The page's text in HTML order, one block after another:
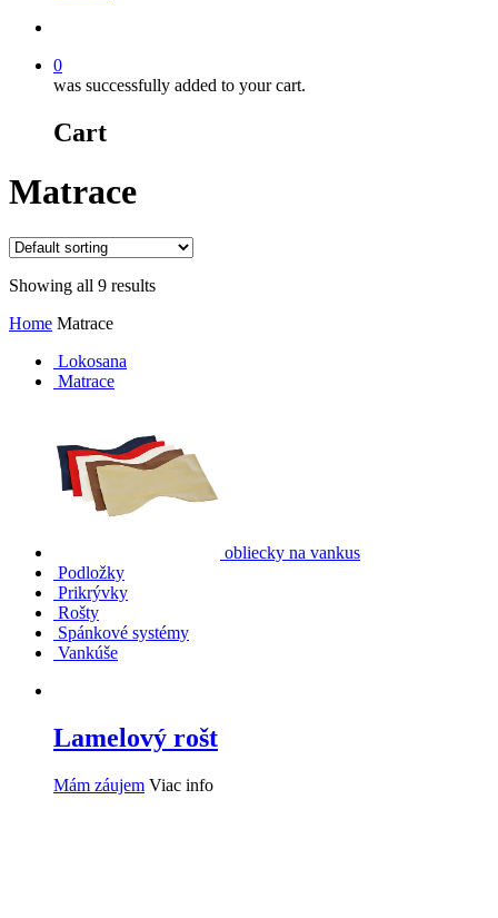
0
was successfully added to your cart.
Cart
Matrace
Showing all 9 results
Home Matrace
Lokosana
Matrace
obliecky na vankus
Podložky
Prikrývky
Rošty
Spánkové systémy
Vankúše
Lamelový rošt
Mám záujem Viac info